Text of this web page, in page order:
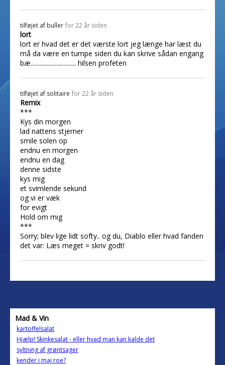
tilføjet af buller for 22 år siden
lort
lort er hvad det er det værste lort jeg længe har læst du
må da være en tumpe siden du kan skrive sådan engang
bæ.............................. hilsen profeten
tilføjet af solitaire for 22 år siden
Remix
***
Kys din morgen
lad nattens stjerner
smile solen op
endnu en morgen
endnu en dag
denne sidste
kys mig
et svimlende sekund
og vi er væk
for evigt
Hold om mig
***
Sorry; blev lige lidt softy.. og du, Diablo eller hvad fanden
det var: Læs meget = skriv godt!
Mad & Vin
kartoffelsalat
Hjælp! Skinkesalat - eller hvad man kan kalde det
syltning af grøntsager
kender i maj roe?